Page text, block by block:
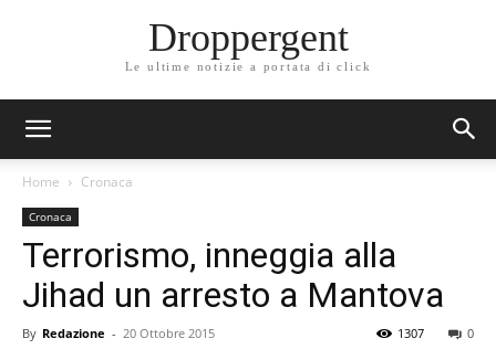
Droppergent
Le ultime notizie a portata di click
Home Cronaca
Cronaca
Terrorismo, inneggia alla
Jihad un arresto a Mantova
By Redazione - 20 Ottobre 2015 0
1307